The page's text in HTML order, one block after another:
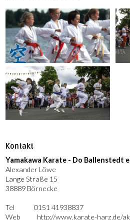
Kontakt
Yamakawa Karate - Do Ballenstedt
Alexander Löwe
Lange Straße 15
38889 Börnecke
Tel0151 41938837
Web http://www.karate-harz.de/